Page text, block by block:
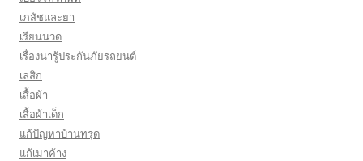
เภสัชและยา
เรียนนวด
เรื่องน่ารู้ประกันภัยรถยนต์
เลสิก
เสื้อผ้า
เสื้อผ้าเด็ก
แก้ปัญหาบ้านทรุด
แก้เมาค้าง